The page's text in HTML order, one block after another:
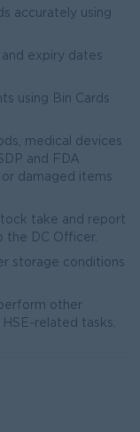
accurately using
expiry dates
using Bin Cards
medical devices
and FDA
damaged items
take and report
the DC Officer.
storage conditions
other
related tasks.